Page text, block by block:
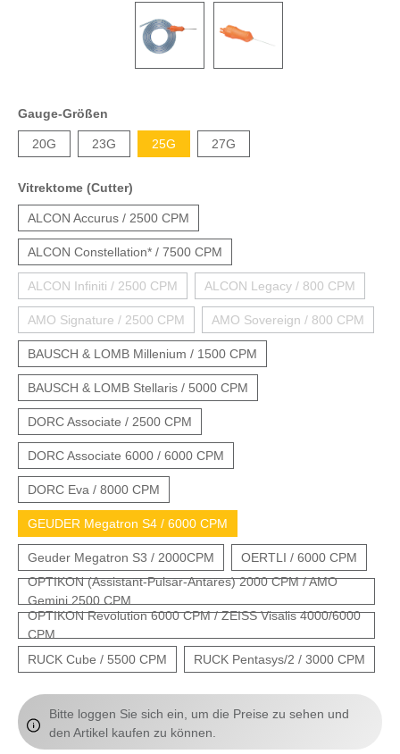
Gauge-Größen
20G 23G 25G 27G
Vitrektome (Cutter)
ALCON Accurus / 2500 CPM
ALCON Constellation* / 7500 CPM
ALCON Infiniti / 2500 CPM ALCON Legacy / 800 CPM
AMO Signature / 2500 CPM AMO Sovereign / 800 CPM
BAUSCH & LOMB Millenium / 1500 CPM
BAUSCH & LOMB Stellaris / 5000 CPM
DORC Associate / 2500 CPM
DORC Associate 6000 / 6000 CPM
DORC Eva / 8000 CPM
GEUDER Megatron S4 / 6000 CPM
Geuder Megatron S3 / 2000CPM
OERTLI / 6000 CPM
OPTIKON (Assistant-Pulsar-Antares) 2000 CPM / AMO
Gemini 2500 CPM
OPTIKON Revolution 6000 CPM / ZEISS Visalis 4000/6000
CPM
RUCK Cube / 5500 CPM
RUCK Pentasys/2 / 3000 CPM
Bitte loggen Sie sich ein, um die Preise zu sehen und
den Artikel kaufen zu können.